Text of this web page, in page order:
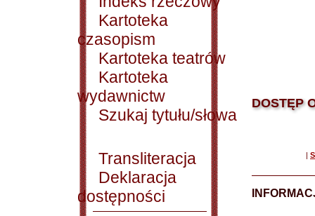
Kartoteka
czasopism
Kartoteka teatrów
Kartoteka
wydawnictw
Szukaj tytułu/słowa
Transliteracja
Deklaracja
dostępności
DOSTĘP
|